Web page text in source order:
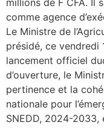
comme agence
Le Ministre de
présidé, ce vendredi
lancement officiel
d’ouverture, le
pertinence et la
nationale pour
SNEDD, 2024-2033,